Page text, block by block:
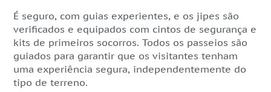
É seguro, com guias experientes, e os jipes são
verificados e equipados com cintos de segurança e
kits de primeiros socorros. Todos os passeios são
guiados para garantir que os visitantes tenham
uma experiência segura, independentemente do
tipo de terreno.